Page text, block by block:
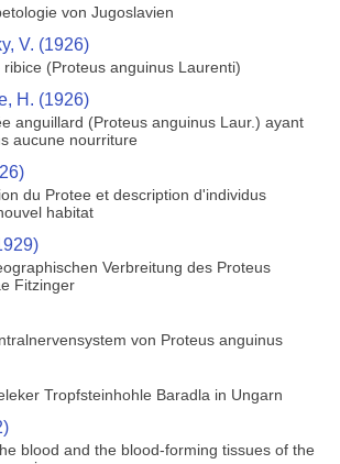
von Jugoslavien
V. (1926)
(Proteus anguinus Laurenti)
H. (1926)
anguillard (Proteus anguinus Laur.) ayant
aucune nourriture
du Protee et description d'individus
habitat
Verbreitung des Proteus
Fitzinger
von Proteus anguinus
Tropfsteinhohle Baradla in Ungarn
blood and the blood-forming tissues of the